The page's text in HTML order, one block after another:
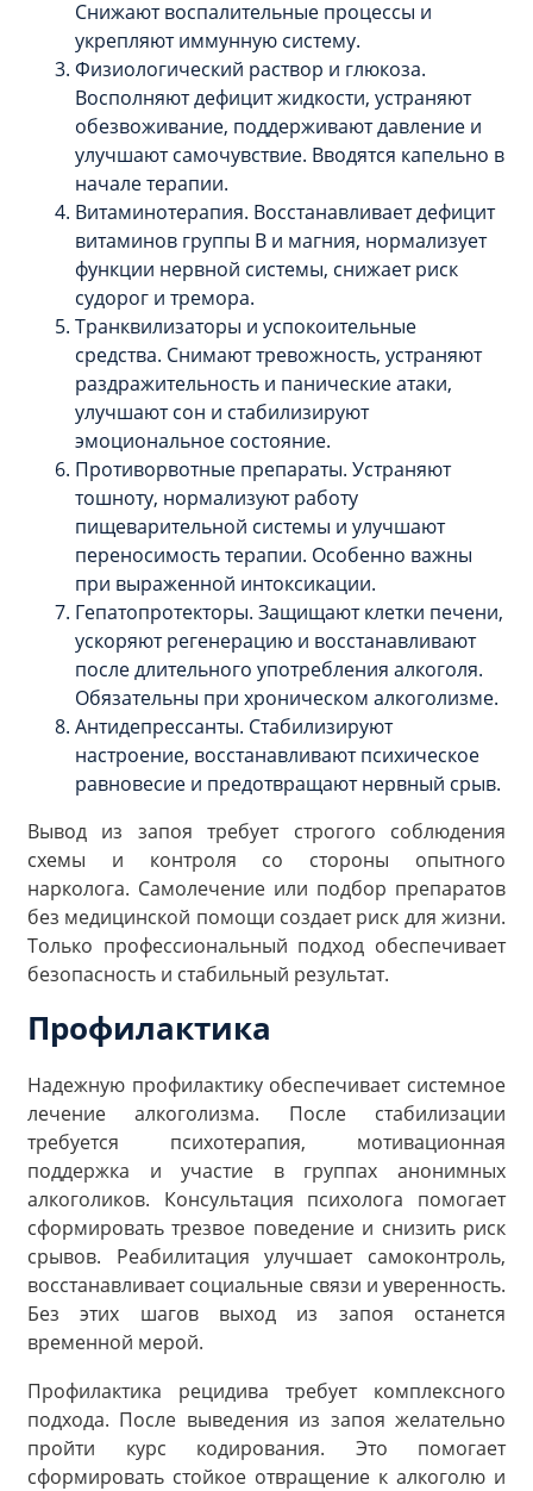
Снижают воспалительные процессы и
укрепляют иммунную систему.
Физиологический раствор и глюкоза.
Восполняют дефицит жидкости, устраняют
обезвоживание, поддерживают давление и
улучшают самочувствие. Вводятся капельно в
начале терапии.
Витаминотерапия. Восстанавливает дефицит
витаминов группы B и магния, нормализует
функции нервной системы, снижает риск
судорог и тремора.
Транквилизаторы и успокоительные
средства. Снимают тревожность, устраняют
раздражительность и панические атаки,
улучшают сон и стабилизируют
эмоциональное состояние.
Противорвотные препараты. Устраняют
тошноту, нормализуют работу
пищеварительной системы и улучшают
переносимость терапии. Особенно важны
при выраженной интоксикации.
Гепатопротекторы. Защищают клетки печени,
ускоряют регенерацию и восстанавливают
после длительного употребления алкоголя.
Обязательны при хроническом алкоголизме.
Антидепрессанты. Стабилизируют
настроение, восстанавливают психическое
равновесие и предотвращают нервный срыв.
Вывод из запоя требует строгого соблюдения
схемы и контроля со стороны опытного
нарколога. Самолечение или подбор препаратов
без медицинской помощи создает риск для жизни.
Только профессиональный подход обеспечивает
безопасность и стабильный результат.
Профилактика
Надежную профилактику обеспечивает системное
лечение алкоголизма. После стабилизации
требуется психотерапия, мотивационная
поддержка и участие в группах анонимных
алкоголиков. Консультация психолога помогает
сформировать трезвое поведение и снизить риск
срывов. Реабилитация улучшает самоконтроль,
восстанавливает социальные связи и уверенность.
Без этих шагов выход из запоя останется
временной мерой.
Профилактика рецидива требует комплексного
подхода. После выведения из запоя желательно
пройти курс кодирования. Это помогает
сформировать стойкое отвращение к алкоголю и